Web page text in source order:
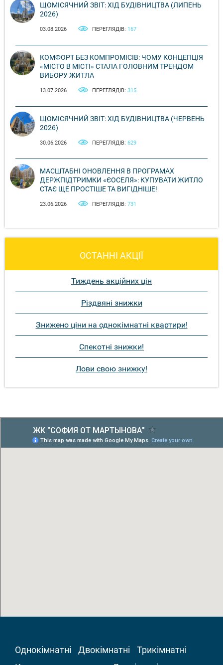
ЩОМІСЯЧНИЙ ЗВІТ: ХІД БУДІВНИЦТВА (ЛИПЕНЬ
2026)
03.08.2026 ПЕРЕГЛЯДІВ: 167
КОМФОРТ БЕЗ КОМПРОМІСІВ: ЧОМУ КОНЦЕПЦІЯ
«МІСТО В МІСТІ» СТАЛА ГОЛОВНИМ ТРЕНДОМ
ВИБОРУ ЖИТЛА
13.07.2026 ПЕРЕГЛЯДІВ: 315
ЩОМІСЯЧНИЙ ЗВІТ: ХІД БУДІВНИЦТВА (ЧЕРВЕНЬ
2026)
30.06.2026 ПЕРЕГЛЯДІВ: 629
МАСШТАБНІ ОНОВЛЕННЯ В ПРОГРАМАХ
ДЕРЖПІДТРИМКИ «ЄОСЕЛЯ»: КУПУВАТИ ЖИТЛО
СТАЄ ЩЕ ПРОСТІШЕ ТА ВИГІДНІШЕ!
23.06.2026 ПЕРЕГЛЯДІВ: 731
ОСТАННІ АКЦІЇ
Тиждень акційних цін
Різдвяні знижки
Знижено ціни на однокімнатні квартири!
Спекотні знижки!
Лови свою знижку!
Однокімнатні Двокімнатні
Трикімнатні